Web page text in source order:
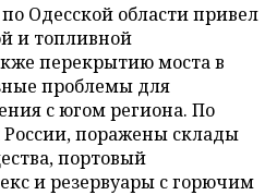
Одесской области привел
и топливной
перекрытию моста в
проблемы для
с югом региона. По
поражены склады
портовый
и резервуары с горючим